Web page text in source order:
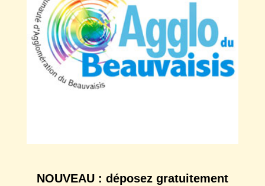
NOUVEAU : déposez gratuitement